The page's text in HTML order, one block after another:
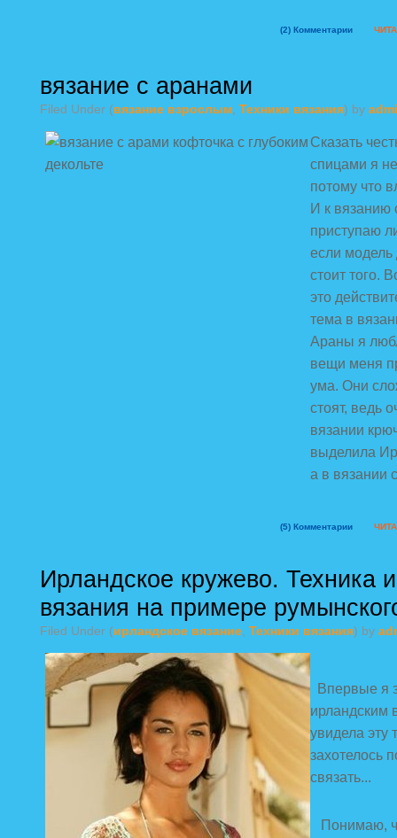
(2) Комментарии
вязание с аранами
Filed Under (вязание взрослым Техники вязания) by
Сказать
спицами я
потому что
И к вязанию
приступаю
если модель
стоит того.
это
тема в
Араны я
вещи меня
ума. Они
стоят, ведь
вязании
выделила
а в вязании
(5) Комментарии
Ирландское кружево. Техника
вязания на примере
Filed Under (ирландское вязание Техники вязания) by
Впервые я
ирландским
увидела эту
захотелось
связать...
Понимаю,